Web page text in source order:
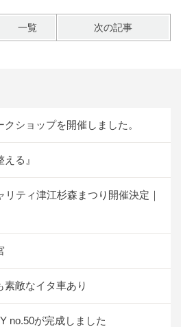
一覧 次の記事
クショップを開催しました。
える』
リティ津江杉森まつり開催決定｜
素敵なイタ車あり
no.50が完成しました